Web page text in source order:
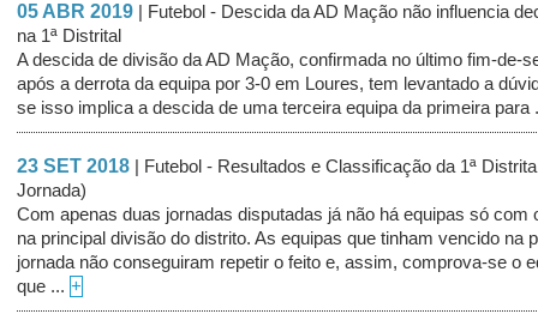
05 ABR 2019
| Futebol - Descida da AD Mação não influencia
na 1ª Distrital
A descida de divisão da AD Mação, confirmada no último fim-de-
após a derrota da equipa por 3-0 em Loures, tem levantado a
se isso implica a descida de uma terceira equipa da primeira para
23 SET 2018
| Futebol - Resultados e Classificação da 1ª
Jornada)
Com apenas duas jornadas disputadas já não há equipas só com
na principal divisão do distrito. As equipas que tinham vencido na
jornada não conseguiram repetir o feito e, assim, comprova-se o
que ... +